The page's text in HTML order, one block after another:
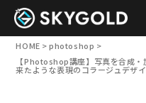
HOME >photoshop >
【Photoshop講座】写真を合成
来たような表現のコラージュデザイ